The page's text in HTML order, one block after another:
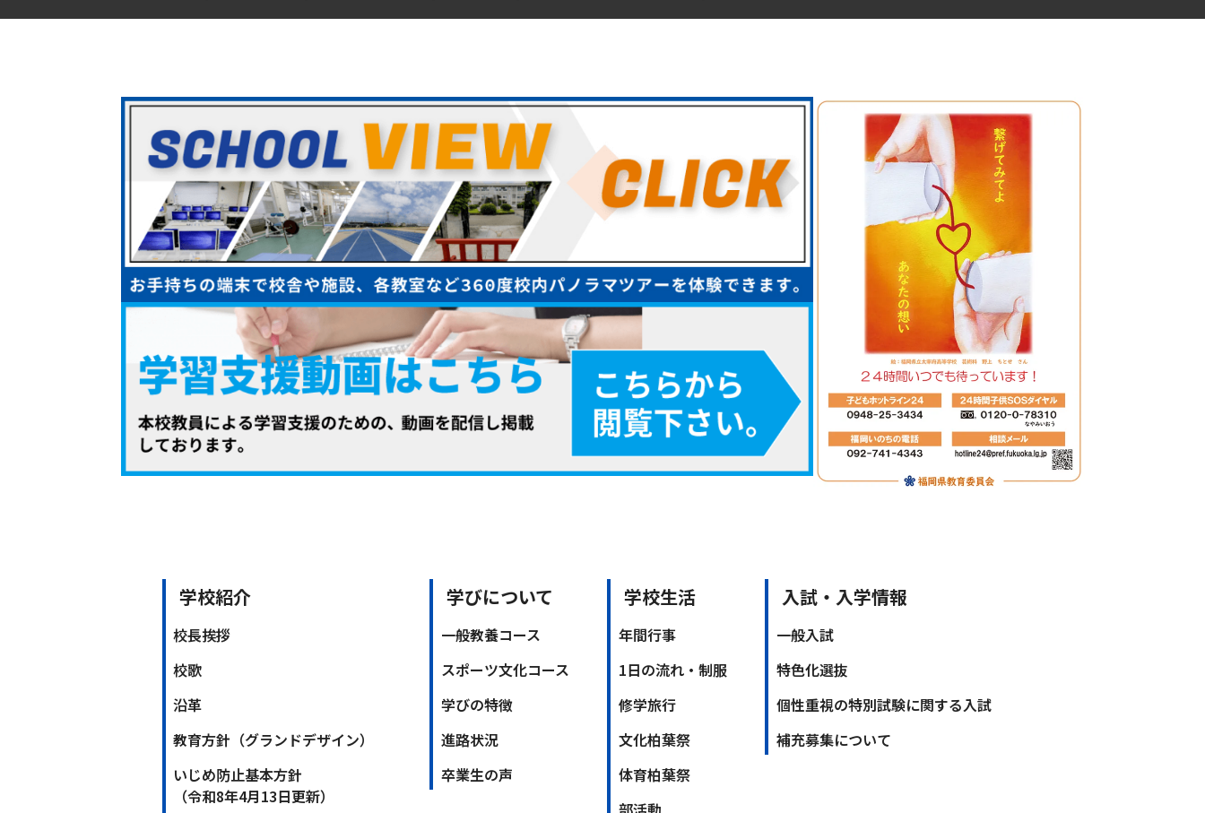
学校紹介
校長挨拶
校歌
沿革
教育方針（グランドデザイン）
いじめ防止基本方針
（令和8年4月13日更新）
学びについて
一般教養コース
スポーツ文化コース
学びの特徴
進路状況
卒業生の声
学校生活
年間行事
1日の流れ・制服
修学旅行
文化柏葉祭
体育柏葉祭
入試・入学情報
一般入試
特色化選抜
個性重視の特別試験に関する入試
補充募集について